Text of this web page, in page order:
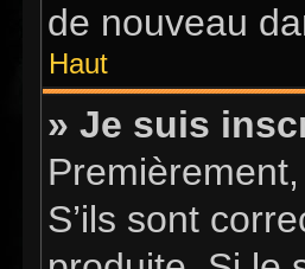
de nouveau
Haut
» Je suis
S’ils sont